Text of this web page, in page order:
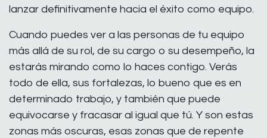
lanzar definitivamente hacia el éxito como equipo.
Cuando puedes ver a las personas de tu equipo
más allá de su rol, de su cargo o su desempeño, la
estarás mirando como lo haces contigo. Verás
todo de ella, sus fortalezas, lo bueno que es en
determinado trabajo, y también que puede
equivocarse y fracasar al igual que tú. Y son estas
zonas más oscuras, esas zonas que de repente